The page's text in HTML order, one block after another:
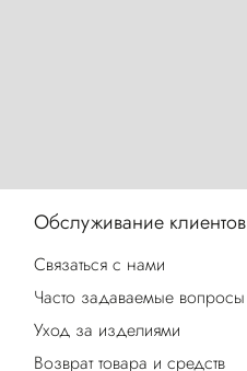
Обслуживание клиентов
Связаться с нами
Часто задаваемые вопросы
Уход за изделиями
Возврат товара и средств